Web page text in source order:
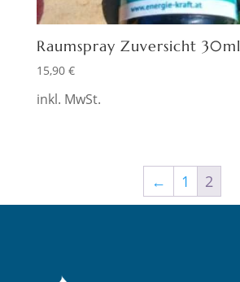
Raumspray Zuversicht 30ml
15,90 €
inkl. MwSt.
← 1 2